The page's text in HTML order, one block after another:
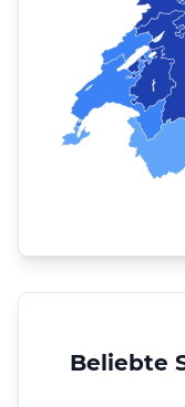
Beliebte